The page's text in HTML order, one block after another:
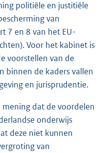
politiële en justitiële
van
7 en 8 van het EU-
Voor het kabinet is
voorstellen van de
binnen de kaders vallen
en jurisprudentie.
dat de voordelen
onderwijs
deze niet kunnen
van